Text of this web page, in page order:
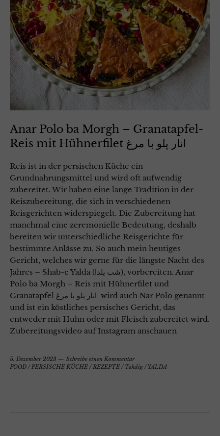
Anar Polo ba Morgh – Granatapfel-
Reis mit Hühnerfilet انار پلو با مرغ
Reis ist in der persischen Küche ein
Grundnahrungsmittel und wird oft aufwendig
zubereitet. Wir haben eine lange Tradition in der
Reiszubereitung, die sich in verschiedenen
Reisgerichten widerspiegelt. Die Zubereitung hat
manchmal eine zeremonielle Bedeutung, deshalb
bereiten wir unterschiedliche Reisgerichte für
bestimmte Anlässe zu. So auch mein heutiges
Gericht, welches wir gerne für die längste Nacht des
Jahres – Shab-e Yalda (شب یلدا), vorbereiten. Anar
Polo ba Morgh – Reis mit Hühnerfilet und
Granatapfel انار پلو با مرغ wird auch Nar Polo genannt
und ist ein köstliches persisches Gericht, das
entweder mit Huhn oder mit Fleisch zubereitet wird.
Zubereitungsvideo auf Instagram anschauen
5. Dezember 2023
Schreibe einen Kommentar
FOOD /PERSISCHE KÜCHE /REZEPTE / Tahdig/YALDA